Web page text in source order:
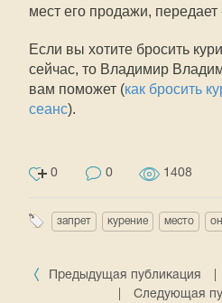
мест его продажи,
Если вы хотите бросить
сейчас, то Владимир
вам поможет (как бросить
сеанс).
0 0 1408
запрет курение место
Предыдущая публикация
Следующая